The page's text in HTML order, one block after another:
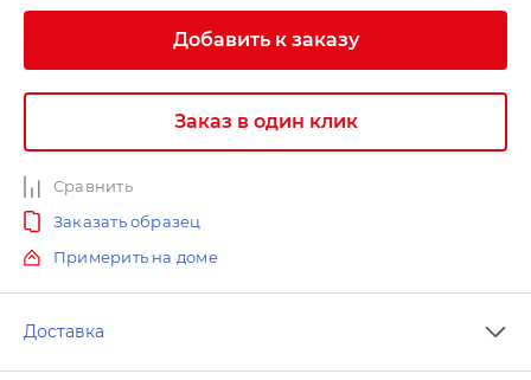
Добавить к заказу
Заказ в один клик
Сравнить
Заказать образец
Примерить на доме
Доставка